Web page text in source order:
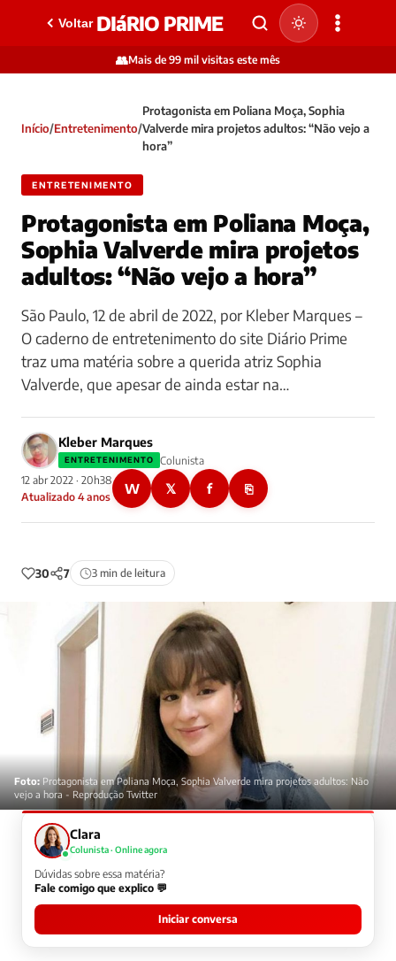
Voltar DIáRIO PRIME
👥Mais de 99 mil visitas este mês
Início/Entretenimento/
Protagonista em Poliana Moça, Sophia
Valverde mira projetos adultos: “Não vejo a
hora”
ENTRETENIMENTO
Protagonista em Poliana Moça,
Sophia Valverde mira projetos
adultos: “Não vejo a hora”
São Paulo, 12 de abril de 2022, por Kleber Marques –
O caderno de entretenimento do site Diário Prime
traz uma matéria sobre a querida atriz Sophia
Valverde, que apesar de ainda estar na…
Kleber Marques
ENTRETENIMENTO
Colunista
12 abr 2022 · 20h38
Atualizado 4 anos
W 𝕏 f ⎘
30 7 3 min de leitura
Foto: Protagonista em Poliana Moça, Sophia Valverde mira projetos adultos: Não
vejo a hora - Reprodução Twitter
Clara
Colunista · Online agora
Dúvidas sobre essa matéria?
Fale comigo que explico 💬
Iniciar conversa